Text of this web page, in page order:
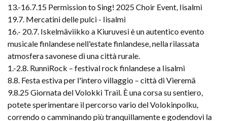
13.-16.7.15 Permission to Sing! 2025 Choir Event, Iisalmi
19.7. Mercatini delle pulci - Iisalmi
16.- 20.7. Iskelmäviikko a Kiuruvesi è un autentico evento
musicale finlandese nell'estate finlandese, nella rilassata
atmosfera savonese di una città rurale.
1.-2.8. RunniRock – festival rock finlandese a Iisalmi
8.8. Festa estiva per l'intero villaggio – città di Vieremä
9.8.25 Giornata del Volokki Trail. È una corsa su sentiero,
potete sperimentare il percorso vario del Volokinpolku,
correndo o camminando più tranquillamente e godendovi la